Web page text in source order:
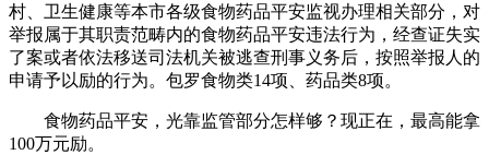
村、卫生健康等本市各级食物药品平安监视办理相关部分，对
举报属于其职责范畴内的食物药品平安违法行为，经查证失实
了案或者依法移送司法机关被逃查刑事义务后，按照举报人的
申请予以励的行为。包罗食物类14项、药品类8项。
食物药品平安，光靠监管部分怎样够？现正在，最高能拿
100万元励。